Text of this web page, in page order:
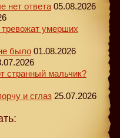
нет ответа 05.08.2026
умерших
было 01.08.2026
странный мальчик?
и сглаз 25.07.2026